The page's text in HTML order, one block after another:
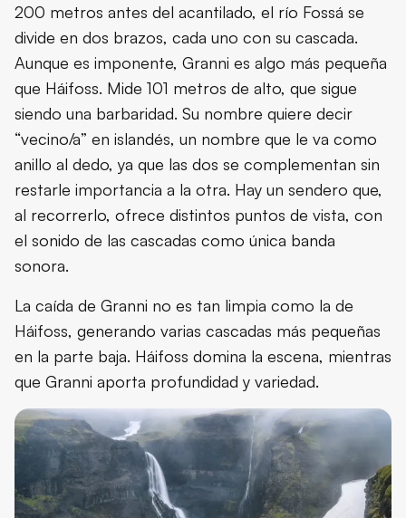
200 metros antes del acantilado, el río Fossá se
divide en dos brazos, cada uno con su cascada.
Aunque es imponente, Granni es algo más pequeña
que Háifoss. Mide 101 metros de alto, que sigue
siendo una barbaridad. Su nombre quiere decir
“vecino/a” en islandés, un nombre que le va como
anillo al dedo, ya que las dos se complementan sin
restarle importancia a la otra. Hay un sendero que,
al recorrerlo, ofrece distintos puntos de vista, con
el sonido de las cascadas como única banda
sonora.
La caída de Granni no es tan limpia como la de
Háifoss, generando varias cascadas más pequeñas
en la parte baja. Háifoss domina la escena, mientras
que Granni aporta profundidad y variedad.